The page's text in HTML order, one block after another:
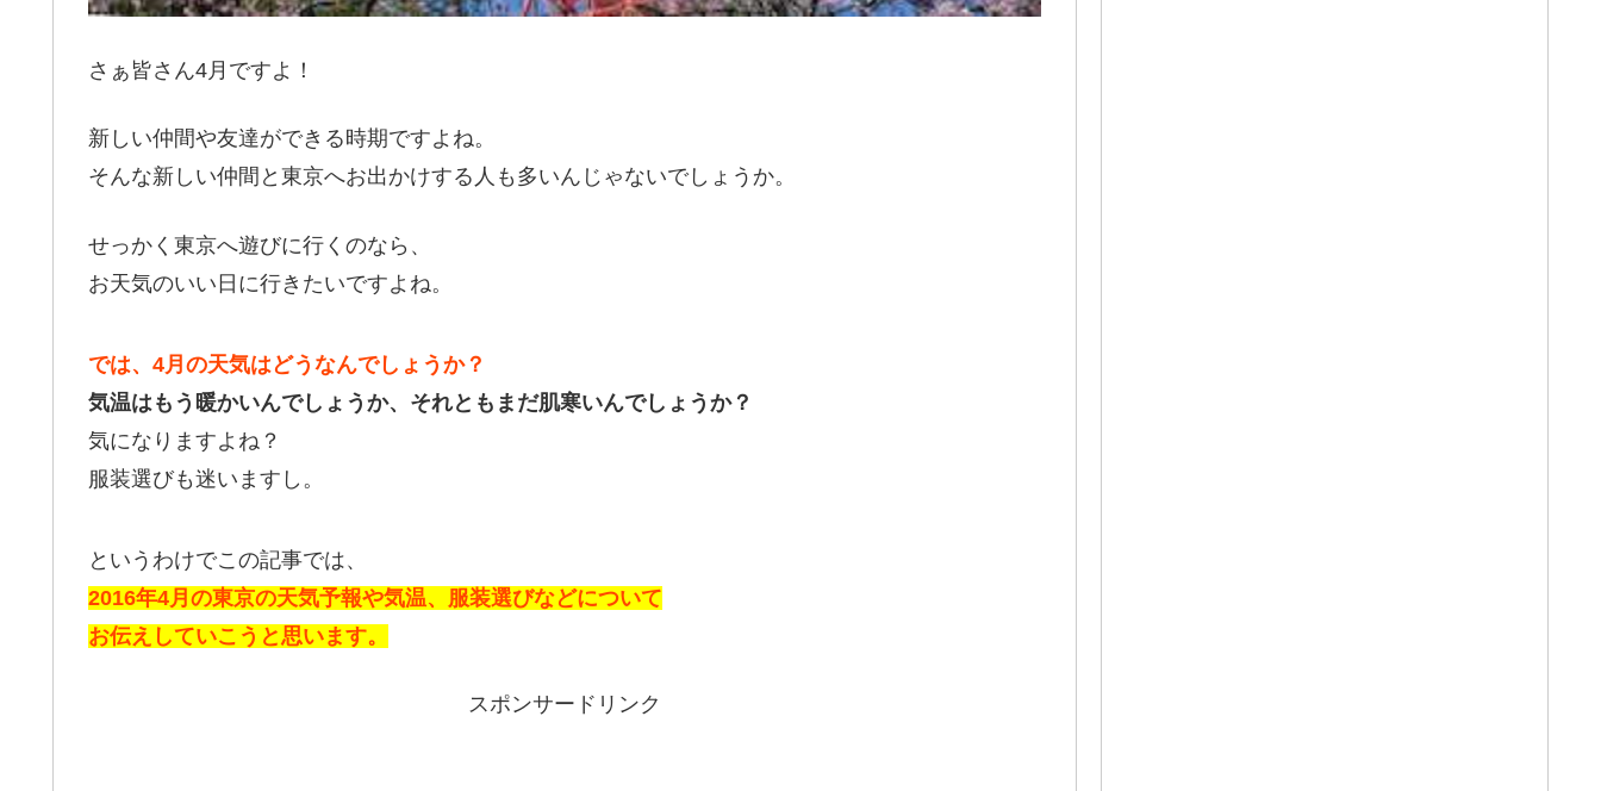
さぁ皆さん4月ですよ！
新しい仲間や友達ができる時期ですよね。
そんな新しい仲間と東京へお出かけする人も多いんじゃないでしょうか。
せっかく東京へ遊びに行くのなら、
お天気のいい日に行きたいですよね。
では、4月の天気はどうなんでしょうか？
気温はもう暖かいんでしょうか、それともまだ肌寒いんでしょうか？
気になりますよね？
服装選びも迷いますし。
というわけでこの記事では、
2016年4月の東京の天気予報や気温、服装選びなどについて
お伝えしていこうと思います。
スポンサードリンク